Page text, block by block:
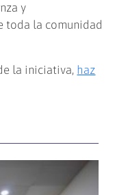
y
toda la comunidad
la iniciativa, haz